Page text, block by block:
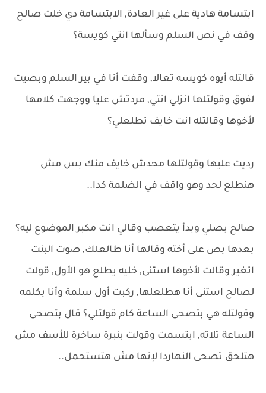
ابتسامة هادية على غير العادة, الابتسامة دي خلت صالح
وقف في نص السلم وسألها انتي كويسة؟
قالتله أيوه كويسه تعالا, وقفت أنا في بير السلم وبصيت
لفوق وقولتلها انزلي انتي, مردتش عليا ووجهت كلامها
لأخوها وقالتله انت خايف تطلعلي؟
رديت عليها وقولتلها محدش خايف منك بس مش
هنطلع لحد وهو واقف في الضلمة كدا..
صالح بصلي وبدأ يتعصب وقالي انت مكبر الموضوع ليه؟
بعدها بص على أخته وقالها أنا طالعلك, صوت البنت
اتغير وقالت لأخوها استنى, خليه يطلع هو الأول, قولت
لصالح استنى أنا هطلعلها, ركبت أول سلمة وأنا بكلمه
وقولتله هي بتصحى الساعة كام قولتلي؟ قال بتصحى
الساعة تلاته, ابتسمت وقولت بنبرة ساخرة للأسف مش
هتلحق تصحى النهاردا لإنها مش هتستحمل..